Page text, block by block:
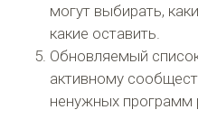
могут выбирать,
какие оставить.
Обновляемый
активному
ненужных программ